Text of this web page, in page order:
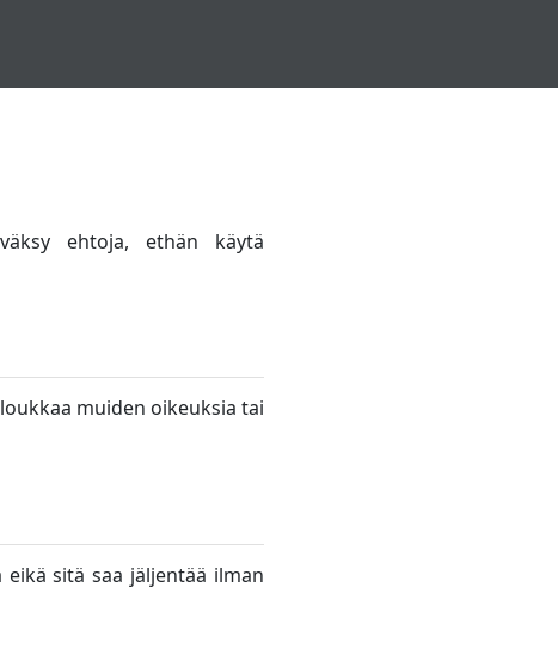
ehtoja, ethän käytä
muiden oikeuksia tai
sitä saa jäljentää ilman